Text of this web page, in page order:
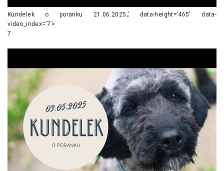
Kundelek o poranku 21.06.2025„’ data-height=’465′ data-
video_index=’7’>
7